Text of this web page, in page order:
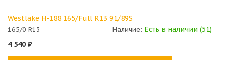
Westlake H-188 165/Full R13 91/89S
165/0 R13 Наличие: Есть в наличии (51)
4 540 ₽